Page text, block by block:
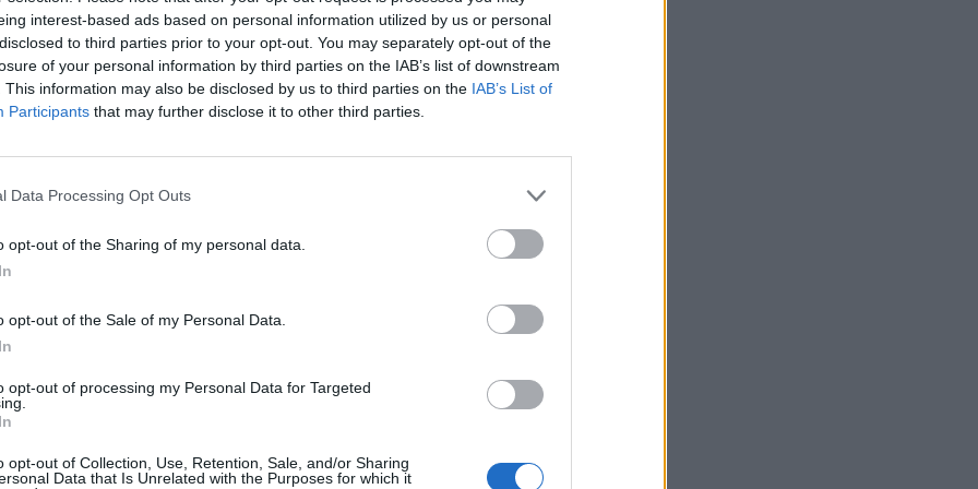
interest-based ads based on personal information utilized by us or personal
to third parties prior to your opt-out. You may separately opt-out of the
of your personal information by third parties on the IAB’s list of downstream
This information may also be disclosed by us to third parties on the IAB’s List of
Participants that may further disclose it to other third parties.
Data Processing Opt Outs
opt-out of the Sharing of my personal data.
opt-out of the Sale of my Personal Data.
opt-out of processing my Personal Data for Targeted
opt-out of Collection, Use, Retention, Sale, and/or Sharing
Data that Is Unrelated with the Purposes for which it
Monodose:Destra, sinistra, centro, sopra, sotto, è sempre
15 Agosto 2025 alle ore 00:28
Pastafariano :Monodose Manca il davanti ma soprattutto
15 Agosto 2025 alle ore 00:31· Ti stimo· Rispondi
15 Agosto 2025 alle ore 00:32·Ti stimo·Rispondi